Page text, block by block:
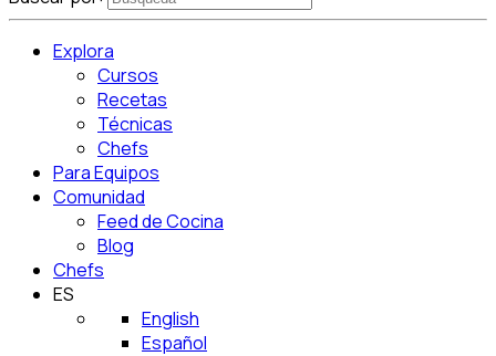
Explora
Cursos
Recetas
Técnicas
Chefs
Para Equipos
Comunidad
Feed de Cocina
Blog
Chefs
ES
English
Español